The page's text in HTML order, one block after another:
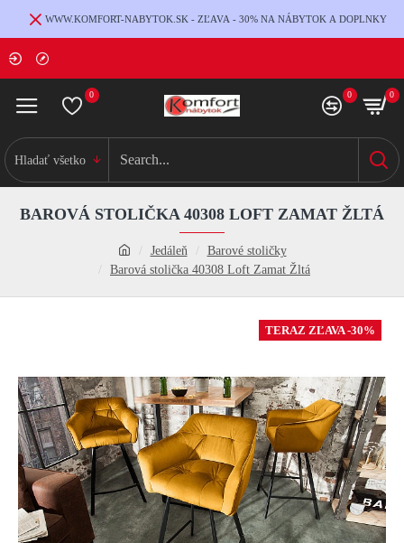
WWW.KOMFORT-NABYTOK.SK - ZĽAVA - 30% NA NÁBYTOK A DOPLNKY
0 0 0
Hladať všetko
Jedáleň
Barové stoličky
Barová stolička 40308 Loft Zamat Žltá
BAROVÁ STOLIČKA 40308 LOFT ZAMAT ŽLTÁ
TERAZ ZĽAVA -30%